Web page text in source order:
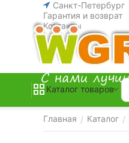
Санкт-Петербург
Гарантия и возврат
Контакты
Каталог товаров
Главная / Каталог /